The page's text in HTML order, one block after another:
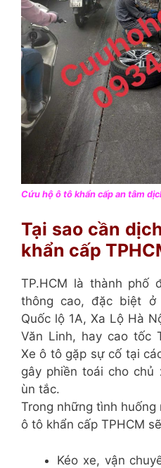
Cứu hộ ô tô khẩn cấp an tâm
Tại sao cần
khẩn cấp
TP.HCM là thành phố
thông cao, đặc biệt ở
Quốc lộ 1A, Xa Lộ Hà
Văn Linh, hay cao tốc
Xe ô tô gặp sự cố tại
gây phiền toái cho
ùn tắc.
Trong những tình
ô tô khẩn cấp TPHCM
Kéo xe, vận